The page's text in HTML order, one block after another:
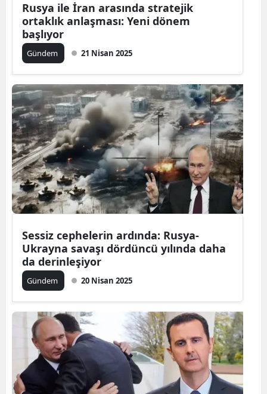
Rusya ile İran arasında stratejik
ortaklık anlaşması: Yeni dönem
başlıyor
Gündem 21 Nisan 2025
Sessiz cephelerin ardında: Rusya-
Ukrayna savaşı dördüncü yılında daha
da derinleşiyor
Gündem 20 Nisan 2025